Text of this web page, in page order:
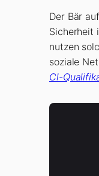
Der Bär
Sicherheit
nutzen
soziale
Cl-